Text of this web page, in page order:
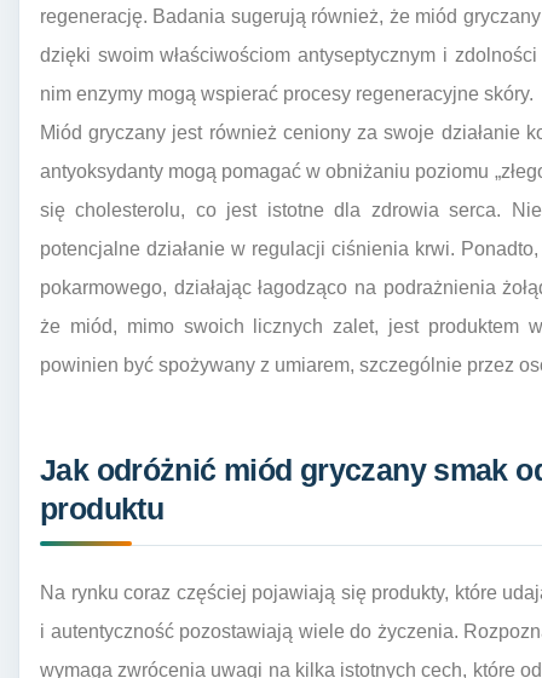
regenerację. Badania sugerują również, że miód
dzięki swoim właściwościom antyseptycznym i
nim enzymy mogą wspierać procesy regeneracyjne skóry.
Miód gryczany jest również ceniony za swoje działanie
antyoksydanty mogą pomagać w obniżaniu poziomu
się cholesterolu, co jest istotne dla zdrowia serca.
potencjalne działanie w regulacji ciśnienia krwi.
pokarmowego, działając łagodząco na podrażnienia
że miód, mimo swoich licznych zalet, jest produktem
powinien być spożywany z umiarem, szczególnie przez
Jak odróżnić miód gryczany smak
produktu
Na rynku coraz częściej pojawiają się produkty, które
i autentyczność pozostawiają wiele do życzenia.
wymaga zwrócenia uwagi na kilka istotnych cech, które